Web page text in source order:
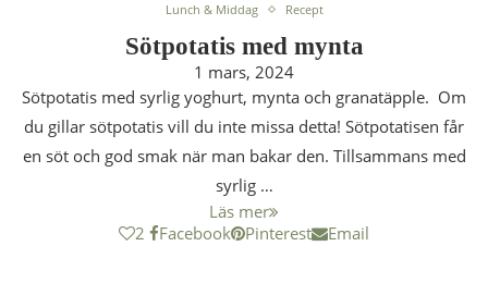
Lunch & Middag Recept
Sötpotatis med mynta
1 mars, 2024
Sötpotatis med syrlig yoghurt, mynta och granatäpple. Om
du gillar sötpotatis vill du inte missa detta! Sötpotatisen får
en söt och god smak när man bakar den. Tillsammans med
syrlig …
Läs mer
2
Facebook Pinterest Email